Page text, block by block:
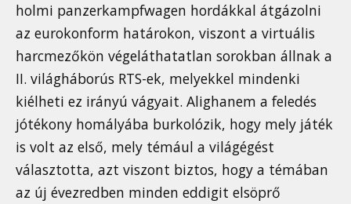
holmi panzerkampfwagen hordákkal átgázolni
az eurokonform határokon, viszont a virtuális
harcmezőkön végeláthatatlan sorokban állnak a
II. világháborús RTS-ek, melyekkel mindenki
kiélheti ez irányú vágyait. Alighanem a feledés
jótékony homályába burkolózik, hogy mely játék
is volt az első, mely témául a világégést
választotta, azt viszont biztos, hogy a témában
az új évezredben minden eddigit elsöprő